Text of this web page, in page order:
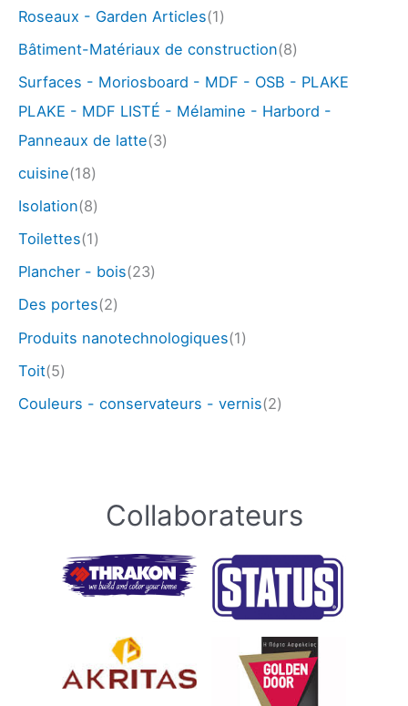
Roseaux - Garden Articles(1)
Bâtiment-Matériaux de construction(8)
Surfaces - Moriosboard - MDF - OSB - PLAKE
PLAKE - MDF LISTÉ - Mélamine - Harbord -
Panneaux de latte(3)
cuisine(18)
Isolation(8)
Toilettes(1)
Plancher - bois(23)
Des portes(2)
Produits nanotechnologiques(1)
Toit(5)
Couleurs - conservateurs - vernis(2)
Collaborateurs